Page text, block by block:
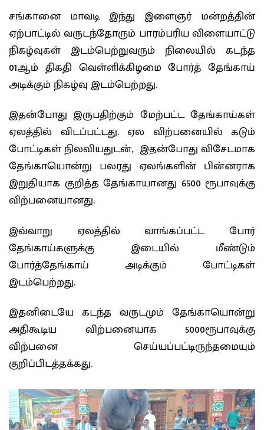
சங்கானை மாவடி இந்து இளைஞர் மன்றத்தின்
ஏற்பாட்டில் வருடந்தோரும் பாரம்பரிய விளையாட்டு
நிகழ்வுகள் இடம்பெற்றுவரும் நிலையில் கடந்த
01ஆம் திகதி வெள்ளிக்கிழமை போர்த் தேங்காய்
அடிக்கும் நிகழ்வு இடம்பெற்றது.
இதன்போது இருபதிற்கும் மேற்பட்ட தேங்காய்கள்
ஏலத்தில் விடப்பட்டது. ஏல விற்பனையில் கடும்
போட்டிகள் நிலவியதுடன், இதன்போது விசேடமாக
தேங்காயொன்று பலரது ஏலங்களின் பின்னராக
இறுதியாக குறித்த தேங்காயானது 6500 ரூபாவுக்கு
விற்பனையானது.
இவ்வாறு ஏலத்தில் வாங்கப்பட்ட போர்
தேங்காய்களுக்கு இடையில் மீண்டும்
போர்த்தேங்காய் அடிக்கும் போட்டிகள்
இடம்பெற்றது.
இதனிடையே கடந்த வருடமும் தேங்காயொன்று
அதிகூடிய விற்பனையாக 5000ரூபாவுக்கு
விற்பனை செய்யப்பட்டிருந்தமையும்
குறிப்பிடத்தக்கது.